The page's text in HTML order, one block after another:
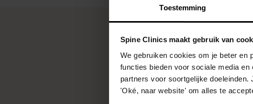
Toestemming
Spine Clinics maakt gebruik van
We gebruiken cookies om je beter en
functies bieden voor sociale media
partners voor soortgelijke
'Oké, naar website' om alles te